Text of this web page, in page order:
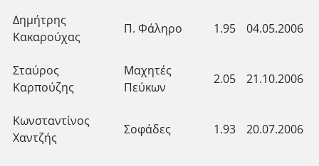
Δημήτρης
Κακαρούχας
Π. Φάληρο 1.95 04.05.2006
Σταύρος
Καρπούζης
Μαχητές
Πεύκων
2.05 21.10.2006
Κωνσταντίνος
Χαντζής
Σοφάδες 1.93 20.07.2006